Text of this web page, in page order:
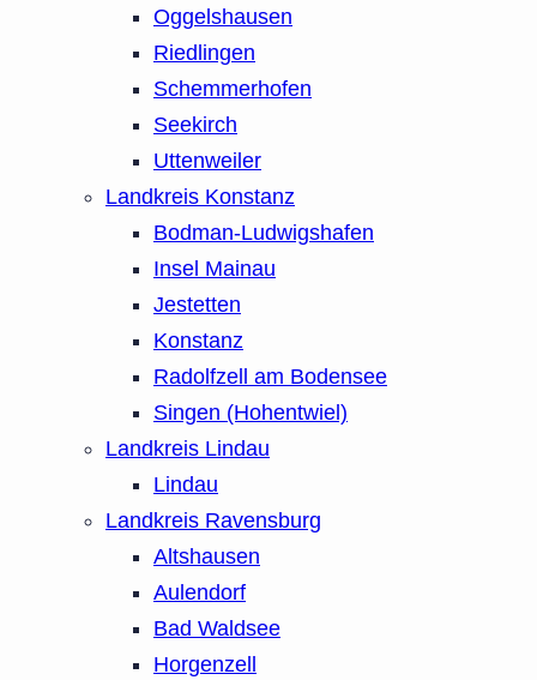
Oggelshausen
Riedlingen
Schemmerhofen
Seekirch
Uttenweiler
Landkreis Konstanz
Bodman-Ludwigshafen
Insel Mainau
Jestetten
Konstanz
Radolfzell am Bodensee
Singen (Hohentwiel)
Landkreis Lindau
Lindau
Landkreis Ravensburg
Altshausen
Aulendorf
Bad Waldsee
Horgenzell